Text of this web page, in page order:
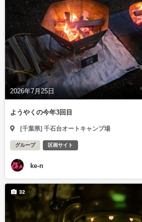
2026年7月25日
ようやくの今年3回目
[千葉県] 千石台オートキャンプ場
グループ 区画サイト
ke-n
32